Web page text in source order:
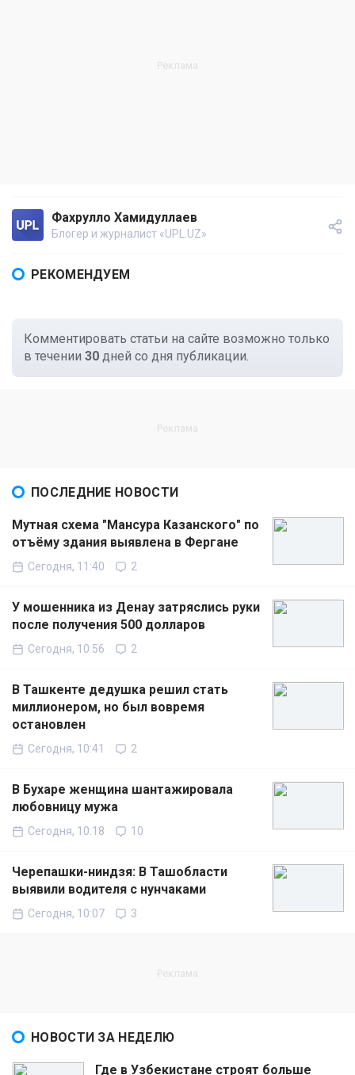
Фахрулло Хамидуллаев
Блогер и журналист «UPL.UZ»
РЕКОМЕНДУЕМ
Комментировать статьи на сайте возможно только
в течении 30 дней со дня публикации.
ПОСЛЕДНИЕ НОВОСТИ
Мутная схема "Мансура Казанского" по
отъёму здания выявлена в Фергане
Сегодня, 11:40 2
У мошенника из Денау затряслись руки
после получения 500 долларов
Сегодня, 10:56 2
В Ташкенте дедушка решил стать
миллионером, но был вовремя
остановлен
Сегодня, 10:41 2
В Бухаре женщина шантажировала
любовницу мужа
Сегодня, 10:18 10
Черепашки-ниндзя: В Ташобласти
выявили водителя с нунчаками
Сегодня, 10:07 3
НОВОСТИ ЗА НЕДЕЛЮ
Где в Узбекистане строят больше